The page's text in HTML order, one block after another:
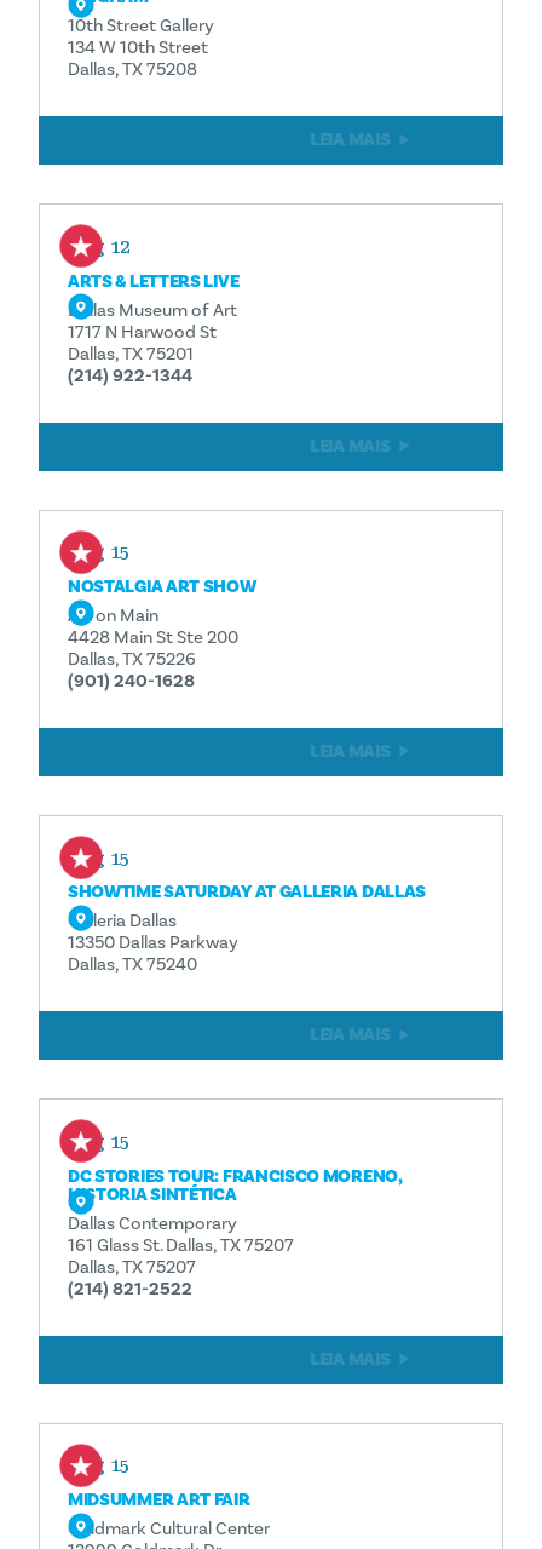
10th Street Gallery
134 W 10th Street
Dallas, TX 75208
LEIA MAIS
Aug 12
ARTS & LETTERS LIVE
Dallas Museum of Art
1717 N Harwood St
Dallas, TX 75201
(214) 922-1344
LEIA MAIS
Aug 15
NOSTALGIA ART SHOW
Art on Main
4428 Main St Ste 200
Dallas, TX 75226
(901) 240-1628
LEIA MAIS
Aug 15
SHOWTIME SATURDAY AT GALLERIA DALLAS
Galleria Dallas
13350 Dallas Parkway
Dallas, TX 75240
LEIA MAIS
Aug 15
DC STORIES TOUR: FRANCISCO MORENO,
HISTORIA SINTÉTICA
Dallas Contemporary
161 Glass St. Dallas, TX 75207
Dallas, TX 75207
(214) 821-2522
LEIA MAIS
Aug 15
MIDSUMMER ART FAIR
Goldmark Cultural Center